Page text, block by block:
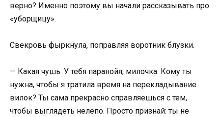
верно? Именно поэтому вы начали рассказывать про
«уборщицу».
Свекровь фыркнула, поправляя воротник блузки.
— Какая чушь. У тебя паранойя, милочка. Кому ты
нужна, чтобы я тратила время на перекладывание
вилок? Ты сама прекрасно справляешься с тем,
чтобы выглядеть нелепо. Просто признай: ты не